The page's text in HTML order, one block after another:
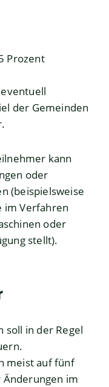
Prozent
der Gemeinden
kann
oder
(beispielsweise
im Verfahren
oder
stellt).
soll in der Regel
meist auf fünf
Änderungen im